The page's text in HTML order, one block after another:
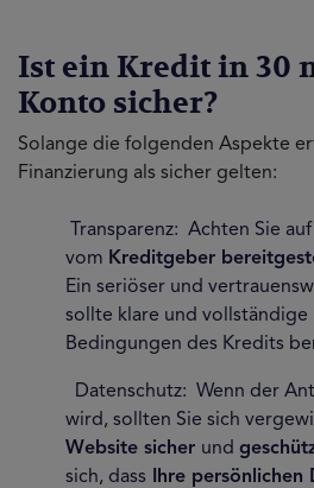
Ist ein Kredit in 30
Konto sicher?
Solange die folgenden Aspekte
Finanzierung als sicher gelten:
Transparenz: Achten Sie
vom Kreditgeber
Ein seriöser und
sollte klare und
Bedingungen des Kredits
Datenschutz: Wenn der
wird, sollten Sie sich
Website sicher und
sich, dass Ihre persönlichen